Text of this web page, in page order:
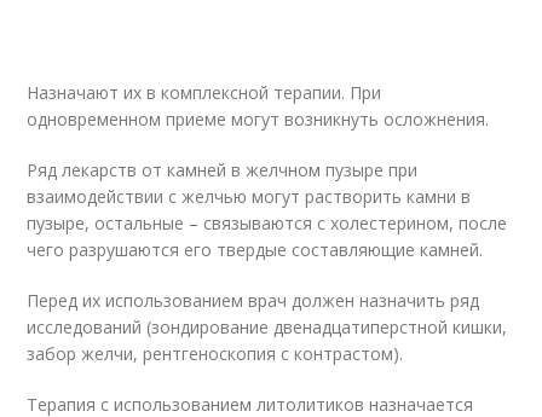
Назначают их в комплексной терапии. При
одновременном приеме могут возникнуть осложнения.
Ряд лекарств от камней в желчном пузыре при
взаимодействии с желчью могут растворить камни в
пузыре, остальные – связываются с холестерином, после
чего разрушаются его твердые составляющие камней.
Перед их использованием врач должен назначить ряд
исследований (зондирование двенадцатиперстной кишки,
забор желчи, рентгеноскопия с контрастом).
Терапия с использованием литолитиков назначается